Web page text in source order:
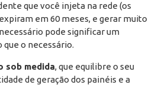
que você injeta na rede (os
em 60 meses, e gerar muito
pode significar um
o necessário.
sob medida, que equilibre o seu
de geração dos painéis e a